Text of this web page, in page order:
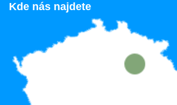
Kde nás najdete